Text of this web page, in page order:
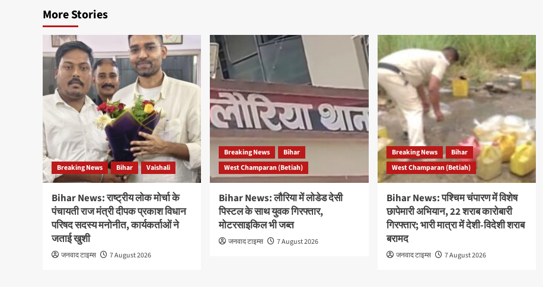
More Stories
Breaking News Bihar Vaishali
Bihar News: राष्ट्रीय लोक मोर्चा के
पंचायती राज मंत्री दीपक प्रकाश विधान
परिषद सदस्य मनोनीत, कार्यकर्ताओं ने
जताई खुशी
जनवाद टाइम्स 7 August 2026
Breaking News
Bihar
West Champaran (Betiah)
Bihar News: लौरिया में लोडेड देसी
पिस्टल के साथ युवक गिरफ्तार,
मोटरसाइकिल भी जब्त
जनवाद टाइम्स 7 August 2026
Breaking News
Bihar
West Champaran (Betiah)
Bihar News: पश्चिम चंपारण में विशेष
छापेमारी अभियान, 22 शराब कारोबारी
गिरफ्तार; भारी मात्रा में देशी-विदेशी शराब
बरामद
जनवाद टाइम्स 7 August 2026